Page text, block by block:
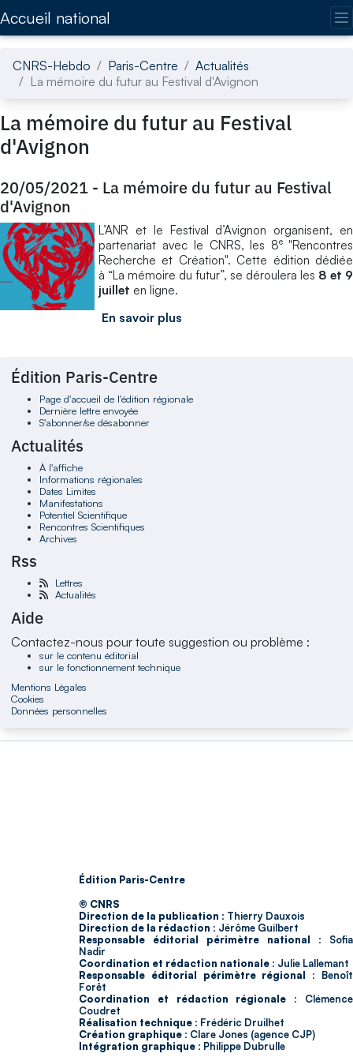
Accueil national
CNRS-Hebdo Paris-Centre
Actualités
La mémoire du futur au Festival d'Avignon
La mémoire du futur au Festival
d'Avignon
20/05/2021 - La mémoire du futur au Festival
d'Avignon
L’ANR et le Festival d’Avignon organisent, en
partenariat avec le CNRS, les 8e"Rencontres
Recherche et Création". Cette édition dédiée
à “La mémoire du futur”, se déroulera les 8 et 9
juillet en ligne.
En savoir plus
Édition Paris-Centre
Page d'accueil de l'édition régionale
Dernière lettre envoyée
S'abonner/se désabonner
Actualités
À l'affiche
Informations régionales
Dates Limites
Manifestations
Potentiel Scientifique
Rencontres Scientifiques
Archives
Rss
Lettres
Actualités
Aide
Contactez-nous pour toute suggestion ou problème :
sur le contenu éditorial
sur le fonctionnement technique
Mentions Légales
Cookies
Données personnelles
Édition Paris-Centre
© CNRS
Direction de la publication : Thierry Dauxois
Direction de la rédaction : Jérôme Guilbert
Responsable éditorial périmètre national : Sofia
Nadir
Coordination et rédaction nationale : Julie Lallemant
Responsable éditorial périmètre régional : Benoît
Forêt
Coordination et rédaction régionale : Clémence
Coudret
Réalisation technique : Frédéric Druilhet
Création graphique : Clare Jones (agence CJP)
Intégration graphique : Philippe Dubrulle